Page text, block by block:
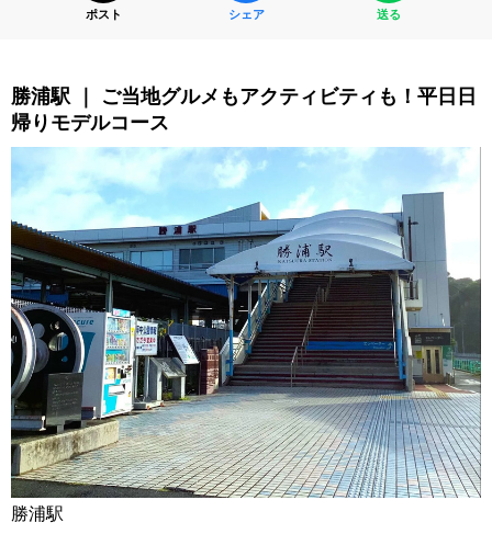
ポスト シェア 送る
勝浦駅 ｜ ご当地グルメもアクティビティも！平日日
帰りモデルコース
勝浦駅